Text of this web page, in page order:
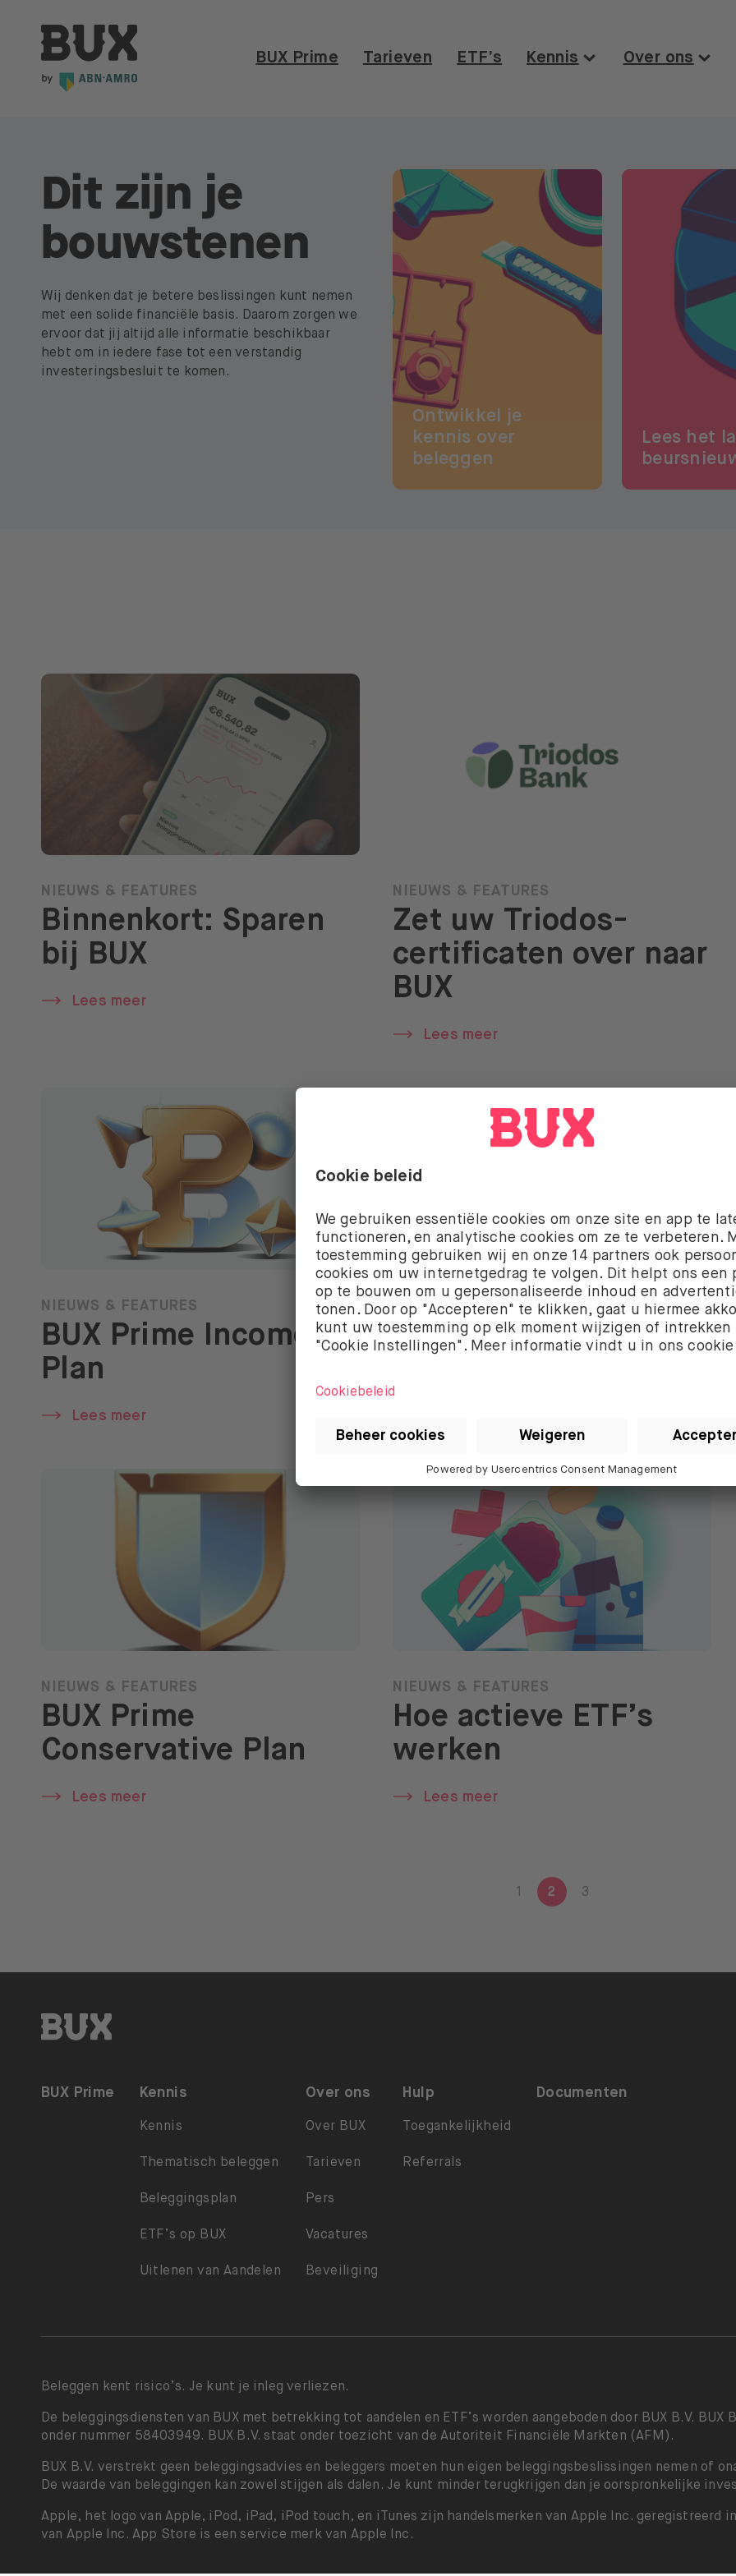
BUX | Doe meer met je geld NL
BUX Prime Tarieven ETF’s Kennis Over ons
Dit zijn je
bouwstenen
Wij denken dat je betere beslissingen kunt nemen
met een solide financiële basis. Daarom zorgen we
ervoor dat jij altijd alle informatie beschikbaar
hebt om in iedere fase tot een verstandig
investeringsbesluit te komen.
Ontwikkel je
kennis over
beleggen
Lees het
NIEUWS & FEATURES
Binnenkort: Sparen
bij BUX
Lees meer
NIEUWS & FEATURES
Zet uw Triodos-
certificaten over naar
BUX
Lees meer
NIEUWS & FEATURES
BUX Prime Income
Plan
Lees meer
NIEUWS & FEATURES
BUX Prime
NIEUWS & FEATURES
BUX Prime
Conservative Plan
Lees meer
NIEUWS & FEATURES
Hoe actieve ETF’s
werken
Lees meer
1 2 3
BUX | Doe meer met je geld NL
BUX Prime Kennis
Kennis
Thematisch beleggen
Beleggingsplan
ETF’s op BUX
Uitlenen van Aandelen
Over ons
Over BUX
Tarieven
Pers
Vacatures
Beveiliging
Hulp
Toegankelijkheid
Referrals
Documenten
Beleggen kent risico’s. Je kunt je inleg verliezen.
De beleggingsdiensten van BUX met betrekking tot aandelen en ETF’s worden aangeboden door BUX B.V. BUX
onder nummer 58403949. BUX B.V. staat onder toezicht van de Autoriteit Financiële Markten (AFM).
BUX B.V. verstrekt geen beleggingsadvies en beleggers moeten hun eigen beleggingsbeslissingen nemen of
De waarde van beleggingen kan zowel stijgen als dalen. Je kunt minder terugkrijgen dan je oorspronkelijke
Apple, het logo van Apple, iPod, iPad, iPod touch, en iTunes zijn handelsmerken van Apple Inc. geregistreerd
van Apple Inc. App Store is een service merk van Apple Inc.